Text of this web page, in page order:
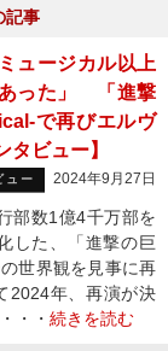
記事
ュージカル以上
った」 「進撃
で再びエルヴ
タビュー】
ュー 2024年9月27日
部数1億4千万部を
した、「進撃の巨
世界観を見事に再
2024年、再演が決
・・ 続きを読む